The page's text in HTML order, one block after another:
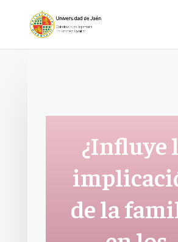
¿Influye
de la